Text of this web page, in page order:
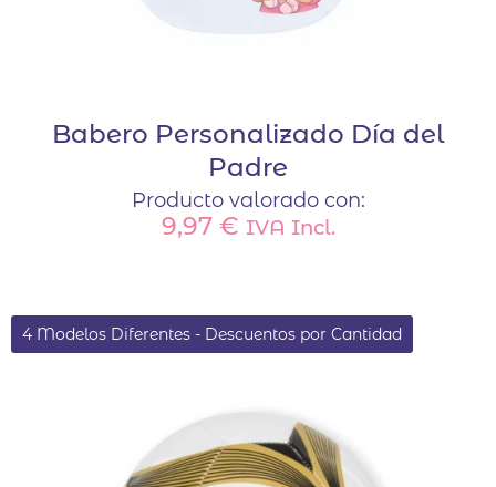
Babero Personalizado Día del
Padre
Producto valorado con:
9,97 € IVA Incl.
4 Modelos Diferentes - Descuentos por Cantidad